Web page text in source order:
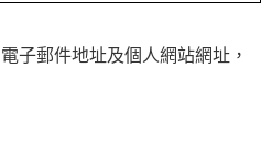
子郵件地址及個人網站網址，